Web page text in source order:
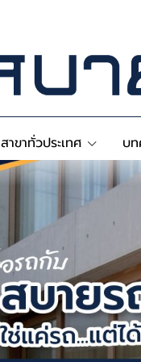
สาขาทั่วประเทศ บ